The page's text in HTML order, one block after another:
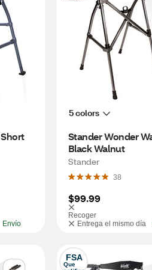
Envío
5 colors
Stander Wonder
Black Walnut
Stander
38
$99.99
Recoger
Entrega el mismo día
FSA
Que